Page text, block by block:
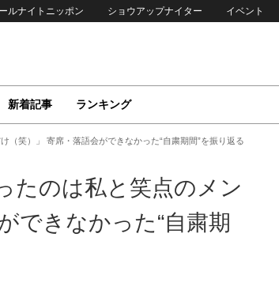
ルナイトニッポン ショウアップナイター イベント
新着記事 ランキング
（笑）」 寄席・落語会ができなかった“自粛期間”を振り返る
たのは私と笑点のメン
できなかった“自粛期